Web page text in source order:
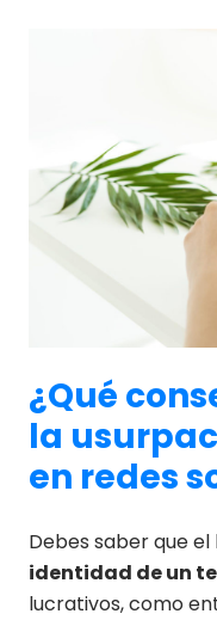
¿Qué
la
en redes
Debes saber que
identidad de un
lucrativos, como